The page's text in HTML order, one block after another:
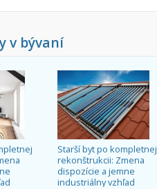
v bývaní
Starší byt po kompletnej
rekonštrukcii: Zmena
dispozície a jemne
industriálny vzhľad